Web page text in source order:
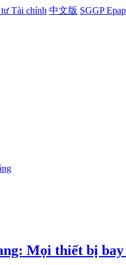
Tài chính 中文版 SGGP
Mọi thiết bị